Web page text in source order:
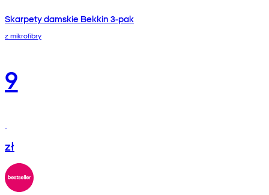
Skarpety damskie Bekkin 3-pak
z mikrofibry
9
zł